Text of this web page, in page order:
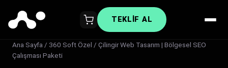
TEKLIF AL
Ana Sayfa / 360 Soft Özel / Çilingir Web Tasarım | Bölgesel SEO
Çalışması Paketi